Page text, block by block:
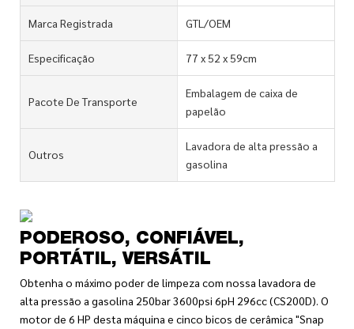
Marca Registrada GTL/OEM
Especificação 77 x 52 x 59cm
Pacote De Transporte
Embalagem de caixa de
papelão
Outros
Lavadora de alta pressão a
gasolina
PODEROSO, CONFIÁVEL,
PORTÁTIL, VERSÁTIL
Obtenha o máximo poder de limpeza com nossa lavadora de
alta pressão a gasolina 250bar 3600psi 6pH 296cc (CS200D). O
motor de 6 HP desta máquina e cinco bicos de cerâmica "Snap